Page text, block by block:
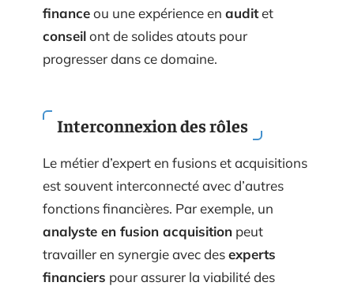
financeou une expérience en auditet
conseilont de solides atouts pour
progresser dans ce domaine.
Interconnexion des rôles
Le métier d’expert en fusions et acquisitions
est souvent interconnecté avec d’autres
fonctions financières. Par exemple, un
analyste en fusion acquisition peut
travailler en synergie avec desexperts
financiers pour assurer la viabilité des